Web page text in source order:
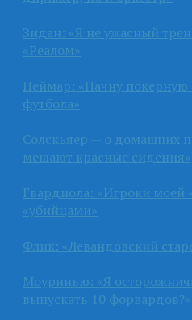
Зидан: «Я не ужасный
«Реалом»
Неймар: «Начну покерную
футбола»
Солскьяер — о домашних
мешают красные сидения»
Гвардиола: «Игроки моей
«убийцами»
Флик: «Левандовский
Моуринью: «Я
выпускать 10 форвардов?»